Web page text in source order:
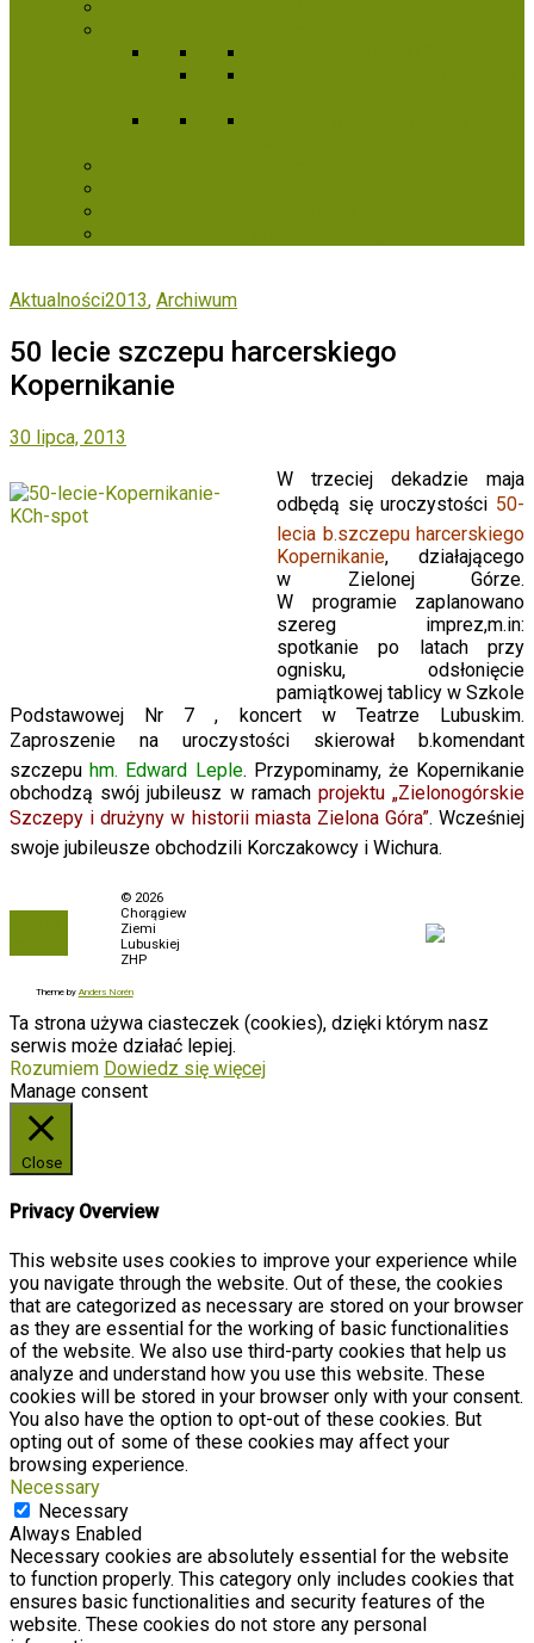
Aktualności2013, Archiwum
50 lecie szczepu harcerskiego
Kopernikanie
30 lipca, 2013
W trzeciej dekadzie maja
odbędą się uroczystości 50-
lecia b.szczepu harcerskiego
Kopernikanie, działającego
w Zielonej Górze.
W programie zaplanowano
szereg imprez,m.in:
spotkanie po latach przy
ognisku, odsłonięcie
pamiątkowej tablicy w Szkole
Podstawowej Nr 7 , koncert w Teatrze Lubuskim.
Zaproszenie na uroczystości skierował
b.komendant
szczepu hm. Edward Leple. Przypominamy, że Kopernikanie
obchodzą swój jubileusz w ramach projektu „Zielonogórskie
Szczepy i drużyny w historii miasta Zielona Góra”. Wcześniej
swoje jubileusze obchodzili Korczakowcy i Wichura.
© 2026
Chorągiew
Ziemi
Lubuskiej
ZHP
Theme by Anders Norén
Ta strona używa ciasteczek (cookies), dzięki którym nasz
serwis może działać lepiej.
Rozumiem Dowiedz się więcej
Manage consent
Close
Privacy Overview
This website uses cookies to improve your experience while
you navigate through the website. Out of these, the cookies
that are categorized as necessary are stored on your browser
as they are essential for the working of basic functionalities
of the website. We also use third-party cookies that help us
analyze and understand how you use this website. These
cookies will be stored in your browser only with your consent.
You also have the option to opt-out of these cookies. But
opting out of some of these cookies may affect your
browsing experience.
Necessary
Necessary
Always Enabled
Necessary cookies are absolutely essential for the website
to function properly. This category only includes cookies that
ensures basic functionalities and security features of the
website. These cookies do not store any personal